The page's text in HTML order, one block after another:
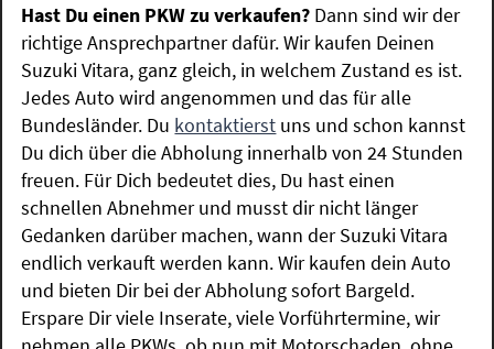
Hast Du einen PKW zu verkaufen? Dann sind wir der
richtige Ansprechpartner dafür. Wir kaufen Deinen
Suzuki Vitara, ganz gleich, in welchem Zustand es ist.
Jedes Auto wird angenommen und das für alle
Bundesländer. Du kontaktierst uns und schon kannst
Du dich über die Abholung innerhalb von 24 Stunden
freuen. Für Dich bedeutet dies, Du hast einen
schnellen Abnehmer und musst dir nicht länger
Gedanken darüber machen, wann der Suzuki Vitara
endlich verkauft werden kann. Wir kaufen dein Auto
und bieten Dir bei der Abholung sofort Bargeld.
Erspare Dir viele Inserate, viele Vorführtermine, wir